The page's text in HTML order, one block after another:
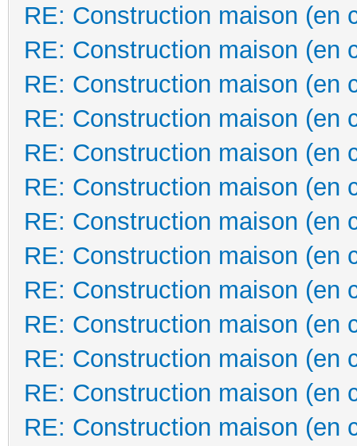
RE: Construction maison (en
RE: Construction maison (en
RE: Construction maison (en
RE: Construction maison (en
RE: Construction maison (en
RE: Construction maison (en
RE: Construction maison (en
RE: Construction maison (en
RE: Construction maison (en
RE: Construction maison (en
RE: Construction maison (en
RE: Construction maison (en
RE: Construction maison (en